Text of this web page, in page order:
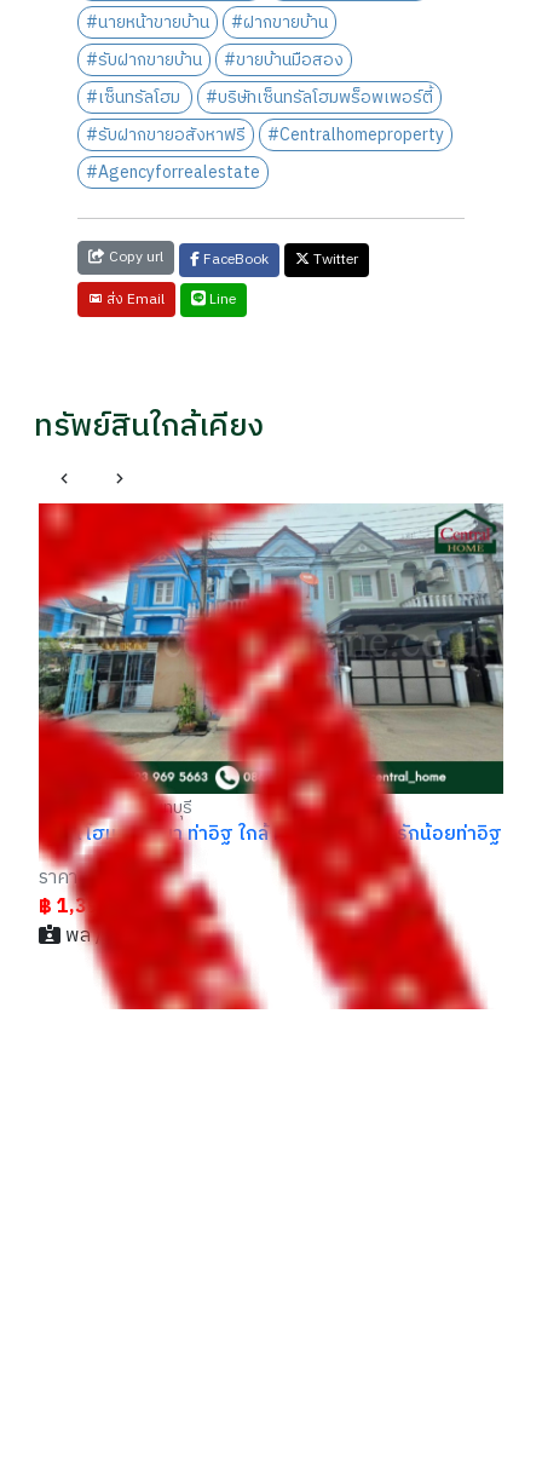
#นายหน้าขายบ้าน
#ฝากขายบ้าน
#รับฝากขายบ้าน
#ขายบ้านมือสอง
#เซ็นทรัลโฮม
#บริษัทเซ็นทรัลโฮมพร็อพเพอร์ตี้
#รับฝากขายอสังหาฟรี
#Centralhomeproperty
#Agencyforrealestate
Copy url FaceBook
Twitter
ส่ง Email
Line
ทรัพย์สินใกล้เคียง
เมืองนนทบุรี นนทบุรี
บ้านเดี่ยว มณียา 2 ไทรม้า นนทบุรี ราคาถูกที่สุดใน
โครงการ
ราคา
฿ 4,690,000
- / 029xxxx99